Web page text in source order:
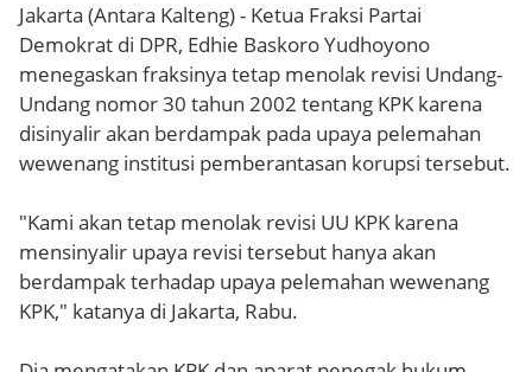
Jakarta (Antara Kalteng) - Ketua Fraksi Partai
Demokrat di DPR, Edhie Baskoro Yudhoyono
menegaskan fraksinya tetap menolak revisi Undang-
Undang nomor 30 tahun 2002 tentang KPK karena
disinyalir akan berdampak pada upaya pelemahan
wewenang institusi pemberantasan korupsi tersebut.
"Kami akan tetap menolak revisi UU KPK karena
mensinyalir upaya revisi tersebut hanya akan
berdampak terhadap upaya pelemahan wewenang
KPK," katanya di Jakarta, Rabu.